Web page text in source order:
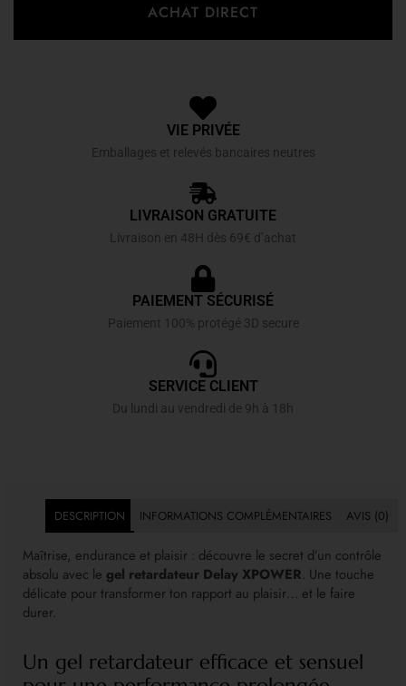
ACHAT DIRECT
VIE PRIVÉE
Emballages et relevés bancaires neutres
LIVRAISON GRATUITE
Livraison en 48H dès 69€ d’achat
PAIEMENT SÉCURISÉ
Paiement 100% protégé 3D secure
SERVICE CLIENT
Du lundi au vendredi de 9h à 18h
DESCRIPTION INFORMATIONS COMPLÉMENTAIRES AVIS (0)
Maîtrise, endurance et plaisir : découvre le secret d’un contrôle
absolu avec le gel retardateur Delay XPOWER. Une touche
délicate pour transformer ton rapport au plaisir… et le faire
durer.
Un gel retardateur efficace et sensuel